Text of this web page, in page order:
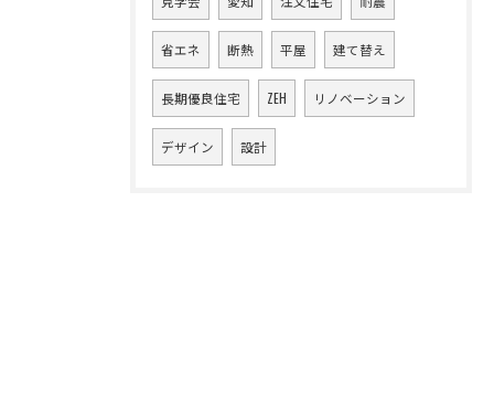
省エネ 断熱 平屋 建て替え
長期優良住宅 ZEH リノベーション
デザイン 設計